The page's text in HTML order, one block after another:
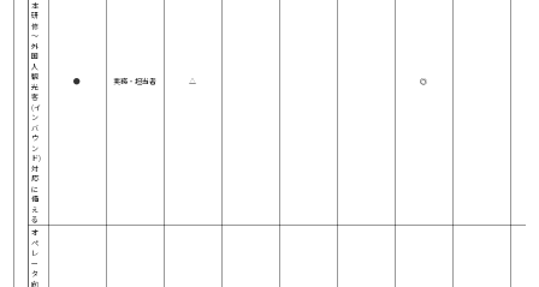
本
研
修
～
外
国
人
観
光
客
(イ
ン
バ
ウ
ン
ド)
対
応
に
備
え
る
● 実務・担当者 △ ◎
オ
ペ
レ
ー
タ
向